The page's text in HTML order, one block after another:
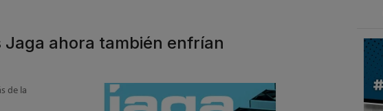
ahora también enfrían
de la
r